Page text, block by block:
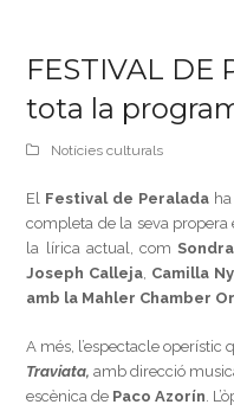
FESTIVAL DE
tota la
Notícies culturals
El Festival de Peralada
completa de la seva
la lírica actual, com
Joseph Calleja, Camilla
amb la Mahler Chamber
A més, l’espectacle operístic
Traviata,amb direcció
escènica de Paco Azorín.